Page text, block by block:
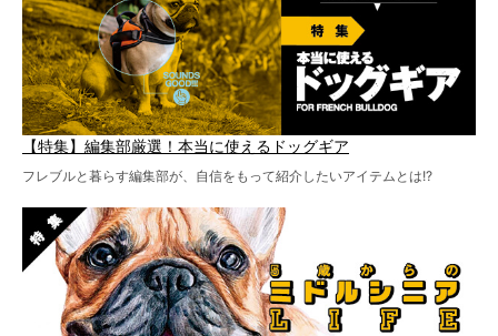
【特集】編集部厳選！本当に使えるドッグギア
フレブルと暮らす編集部が、自信をもって紹介したいアイテムとは!?